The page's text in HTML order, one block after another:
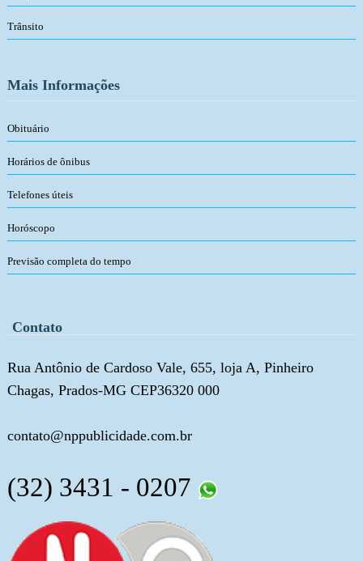
Trânsito
Mais Informações
Obituário
Horários de ônibus
Telefones úteis
Horóscopo
Previsão completa do tempo
Contato
Rua Antônio de Cardoso Vale, 655, loja A, Pinheiro
Chagas, Prados-MG CEP36320 000
contato@nppublicidade.com.br
(32) 3431 - 0207